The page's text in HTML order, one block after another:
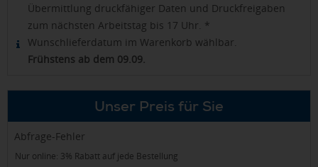
Übermittlung druckfähiger Daten und Druckfreigaben
zum nächsten Arbeitstag bis 17 Uhr. *
Wunschlieferdatum im Warenkorb wählbar.
Frühstens ab dem 09.09.
Unser Preis für Sie
Abfrage-Fehler
Nur online: 3% Rabatt auf jede Bestellung